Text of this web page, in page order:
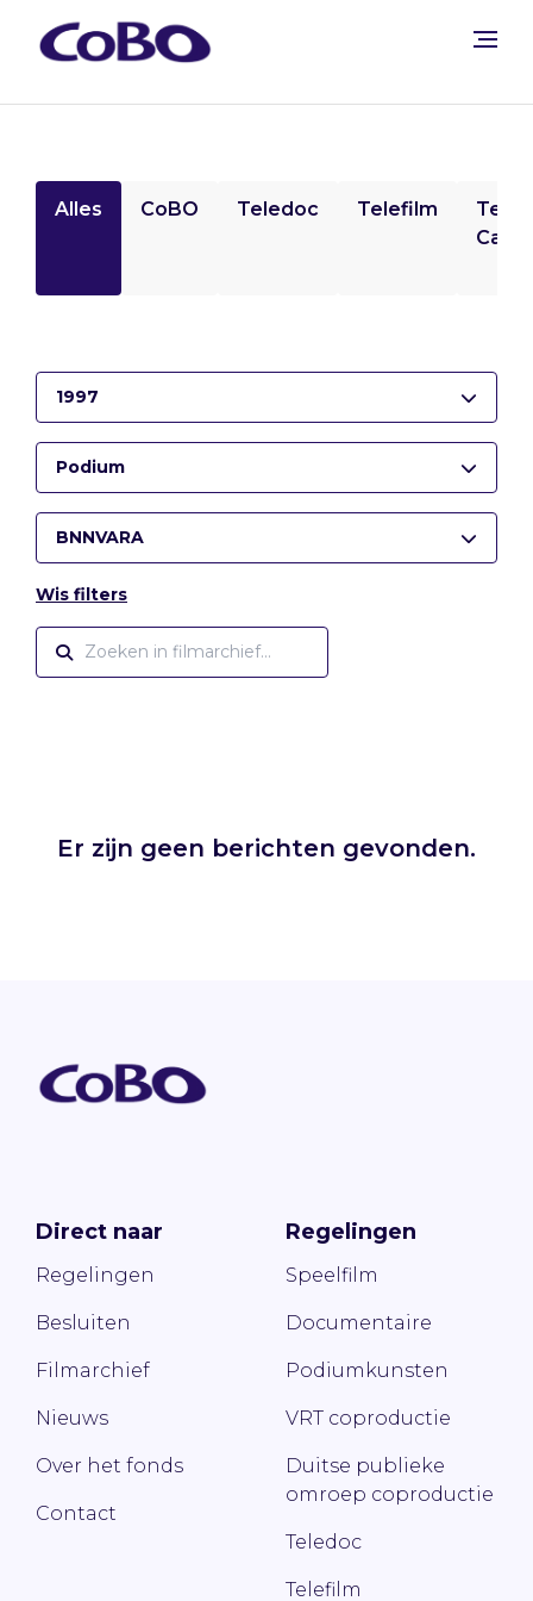
Alles CoBO Teledoc Telefilm
1997
Podium
BNNVARA
Wis filters
Er zijn geen berichten gevonden.
Direct naar
Regelingen
Besluiten
Filmarchief
Nieuws
Over het fonds
Contact
Regelingen
Speelfilm
Documentaire
Podiumkunsten
VRT coproductie
Duitse publieke
omroep coproductie
Teledoc
Telefilm